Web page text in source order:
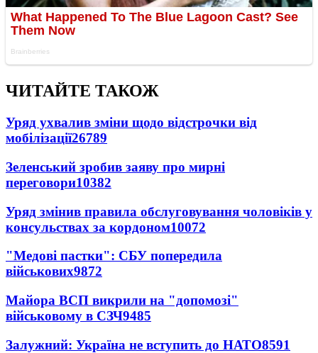
ЧИТАЙТЕ ТАКОЖ
Уряд ухвалив зміни щодо відстрочки від
мобілізації26789
Зеленський зробив заяву про мирні
переговори10382
Уряд змінив правила обслуговування чоловіків у
консульствах за кордоном10072
"Медові пастки": СБУ попередила
військових9872
Майора ВСП викрили на "допомозі"
військовому в СЗЧ9485
Залужний: Україна не вступить до НАТО8591